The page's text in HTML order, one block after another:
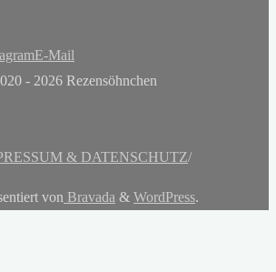
E-Mail
- 2026 Rezensöhnchen
& DATENSCHUTZ/
von Bravada & WordPress.